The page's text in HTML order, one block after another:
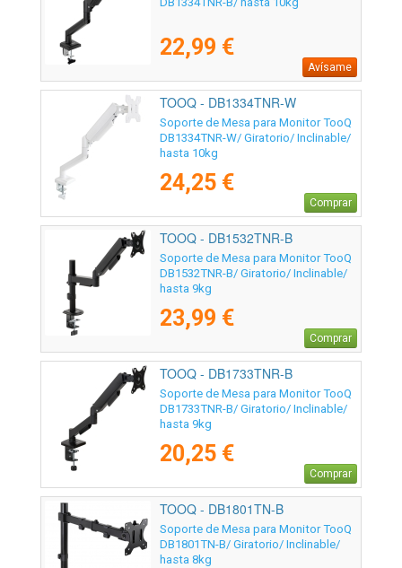
22,99 €
Avísame
TOOQ - DB1334TNR-W
Soporte de Mesa para Monitor TooQ
DB1334TNR-W/ Giratorio/ Inclinable/
hasta 10kg
24,25 €
Comprar
TOOQ - DB1532TNR-B
Soporte de Mesa para Monitor TooQ
DB1532TNR-B/ Giratorio/ Inclinable/
hasta 9kg
23,99 €
Comprar
TOOQ - DB1733TNR-B
Soporte de Mesa para Monitor TooQ
DB1733TNR-B/ Giratorio/ Inclinable/
hasta 9kg
20,25 €
Comprar
TOOQ - DB1801TN-B
Soporte de Mesa para Monitor TooQ
DB1801TN-B/ Giratorio/ Inclinable/
hasta 8kg